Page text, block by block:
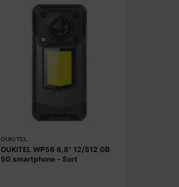
OUKITEL
OUKITEL WP56 6,8" 12/512 GB
5G smartphone - Sort